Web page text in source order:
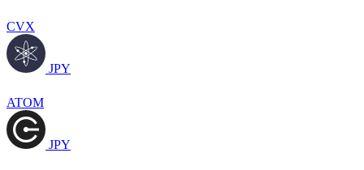
CVX
JPY
ATOM
JPY